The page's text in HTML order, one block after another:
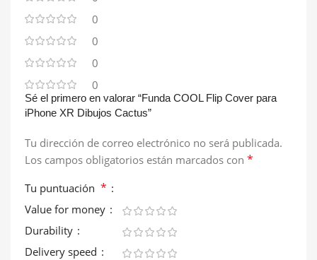
0
0
0
0
Sé el primero en valorar “Funda COOL Flip Cover para
iPhone XR Dibujos Cactus”
Tu dirección de correo electrónico no será publicada.
Los campos obligatorios están marcados con *
Tu puntuación *
Value for money
Durability
Delivery speed